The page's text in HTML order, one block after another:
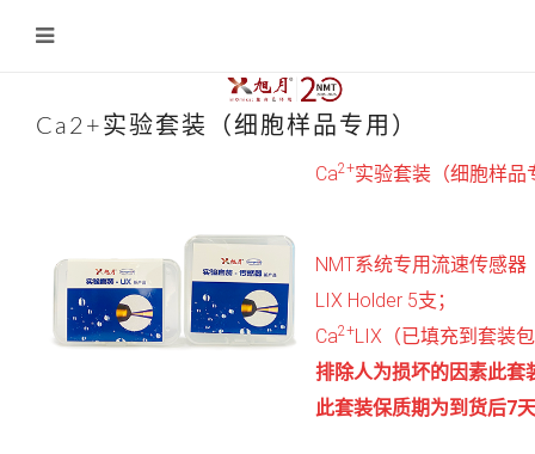
Ca2+实验套装（细胞样品专用）
Ca2+实验套装（细胞样品
NMT系统专用流速传感
LIX Holder 5支；
Ca2+LIX（已填充到套装
排除人为损坏的因素此套
此套装保质期为到货后7